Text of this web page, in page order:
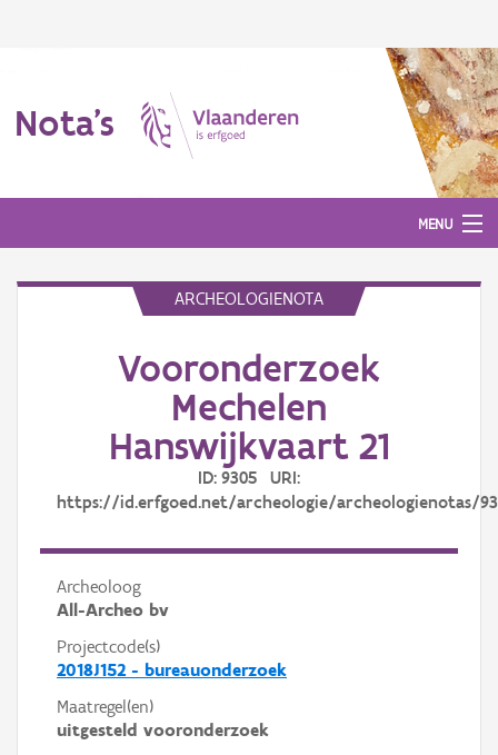
Nota's
MENU
ARCHEOLOGIENOTA
Vooronderzoek
Mechelen
Hanswijkvaart 21
ID: 9305 URI:
https://id.erfgoed.net/archeologie/archeologienotas/
Archeoloog
All-Archeo bv
Projectcode(s)
2018J152 - bureauonderzoek
Maatregel(en)
uitgesteld vooronderzoek